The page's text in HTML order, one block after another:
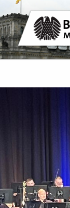
Zum
Inhalt
springen
MITGLIED DES